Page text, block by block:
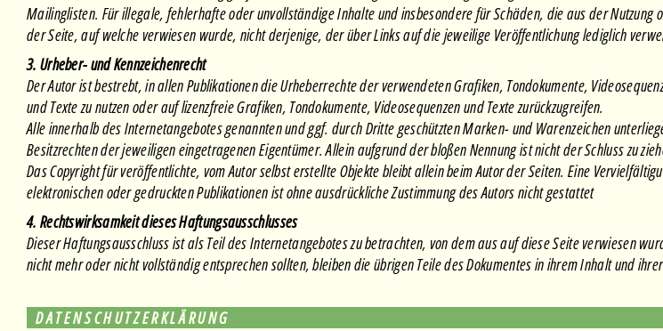
Mailinglisten. Für illegale, fehlerhafte oder unvollständige Inhalte und insbesondere für Schäden, die aus der
der Seite, auf welche verwiesen wurde, nicht derjenige, der über Links auf die jeweilige Veröffentlichung lediglich
3. Urheber- und Kennzeichenrecht
Der Autor ist bestrebt, in allen Publikationen die Urheberrechte der verwendeten Grafiken, Tondokumente,
und Texte zu nutzen oder auf lizenzfreie Grafiken, Tondokumente, Videosequenzen und Texte zurückzugreifen.
Alle innerhalb des Internetangebotes genannten und ggf. durch Dritte geschützten Marken- und Warenzeichen
Besitzrechten der jeweiligen eingetragenen Eigentümer. Allein aufgrund der bloßen Nennung ist nicht der Schluss zu
Das Copyright für veröffentlichte, vom Autor selbst erstellte Objekte bleibt allein beim Autor der Seiten. Eine
elektronischen oder gedruckten Publikationen ist ohne ausdrückliche Zustimmung des Autors nicht gestattet
4. Rechtswirksamkeit dieses Haftungsausschlusses
Dieser Haftungsausschluss ist als Teil des Internetangebotes zu betrachten, von dem aus auf diese Seite verwiesen
nicht mehr oder nicht vollständig entsprechen sollten, bleiben die übrigen Teile des Dokumentes in ihrem Inhalt und
DATENSCHUTZERKLÄRUNG